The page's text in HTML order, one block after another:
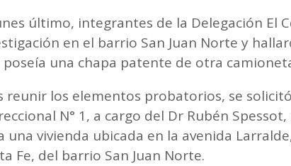
último, integrantes de la Delegación El
en el barrio San Juan Norte y
poseía una chapa patente de otra
reunir los elementos probatorios, se
N° 1, a cargo del Dr Rubén
una vivienda ubicada en la avenida
Fe, del barrio San Juan Norte.